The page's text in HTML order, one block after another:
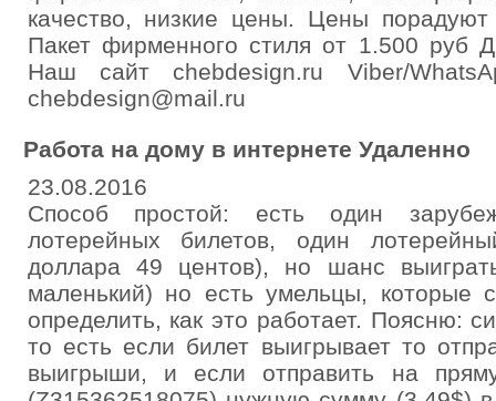
качество, низкие цены. Цены
Пакет фирменного стиля от 1.500 руб
Наш сайт chebdesign.ru Viber/
chebdesign@mail.ru
Работа на дому в интернете Удаленно
23.08.2016
Способ простой: есть один
лотерейных билетов, один
доллара 49 центов), но шанс
маленький) но есть умельцы, которые
определить, как это работает. Поясню:
то есть если билет выигрывает то
выигрыши, и если отправить на